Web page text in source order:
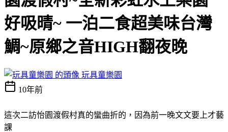
好吸晴~ 一泊二食超美味台灣
鯛~原鄉之音HIGH翻夜晚
玩具童樂園
10年前
這次二訪怡園渡假村真的蠻曲折的，因為前一晚文文要上才藝
課